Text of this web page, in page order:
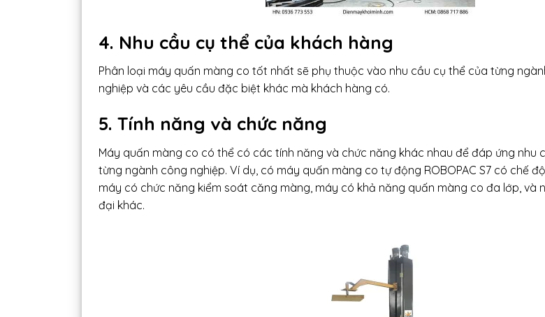
4. Nhu cầu cụ thể của khách hàng
Phân loại máy quấn màng co tốt nhất sẽ phụ thuộc vào nhu cầu cụ thể của từng
nghiệp và các yêu cầu đặc biệt khác mà khách hàng có.
5. Tính năng và chức năng
Máy quấn màng co có thể có các tính năng và chức năng khác nhau để đáp ứng nhu
từng ngành công nghiệp. Ví dụ, có máy quấn màng co tự động ROBOPAC S7 có chế
máy có chức năng kiểm soát căng màng, máy có khả năng quấn màng co đa lớp, và
đại khác.